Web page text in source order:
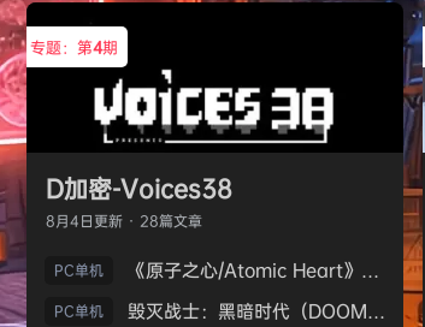
专题：第4期
D加密-Voices38
8月4日更新 · 28篇文章
PC单机 《原子之心/Atomic Heart》免安装中文版
PC单机 毁灭战士：黑暗时代（DOOM: The Dark Ages）免安装中文版